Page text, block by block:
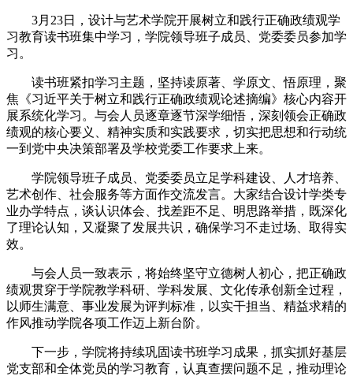
3月23日，设计与艺术学院开展树立和践行正确政绩观学
习教育读书班集中学习，学院领导班子成员、党委委员参加学
习。
读书班紧扣学习主题，坚持读原著、学原文、悟原理，聚
焦《习近平关于树立和践行正确政绩观论述摘编》核心内容开
展系统化学习。与会人员逐章逐节深学细悟，深刻领会正确政
绩观的核心要义、精神实质和实践要求，切实把思想和行动统
一到党中央决策部署及学校党委工作要求上来。
学院领导班子成员、党委委员立足学科建设、人才培养、
艺术创作、社会服务等方面作交流发言。大家结合设计学类专
业办学特点，谈认识体会、找差距不足、明思路举措，既深化
了理论认知，又凝聚了发展共识，确保学习不走过场、取得实
效。
与会人员一致表示，将始终坚守立德树人初心，把正确政
绩观贯穿于学院教学科研、学科发展、文化传承创新全过程，
以师生满意、事业发展为评判标准，以实干担当、精益求精的
作风推动学院各项工作迈上新台阶。
下一步，学院将持续巩固读书班学习成果，抓实抓好基层
党支部和全体党员的学习教育，认真查摆问题不足，推动理论